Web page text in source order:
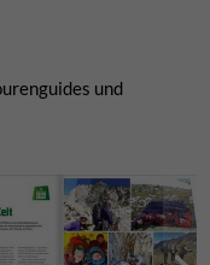
und